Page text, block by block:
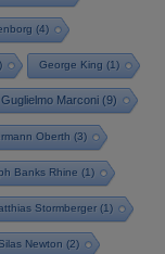
(4)
George King (1)
Guglielmo Marconi(9)
Oberth (3)
Banks Rhine (1)
Stormberger(1)
Newton (2)